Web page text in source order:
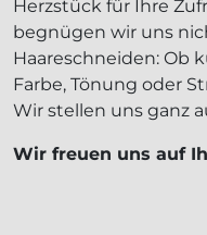
Herzstück für Ihre
begnügen wir uns
Haareschneiden: Ob
Farbe, Tönung oder
Wir stellen uns ganz
Wir freuen uns auf